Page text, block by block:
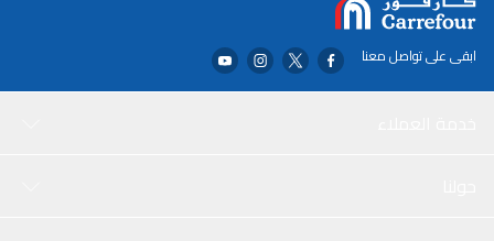
ابقى على تواصل معنا